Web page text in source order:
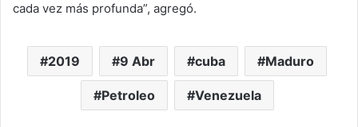
cada vez más profunda”, agregó.
2019 9 Abr cuba Maduro
Petroleo Venezuela